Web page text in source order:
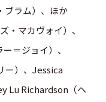
ブラム）、ほか
・マカヴォイ）、
＝ジョイ）、
ー）、Jessica
Lu Richardson（ヘ